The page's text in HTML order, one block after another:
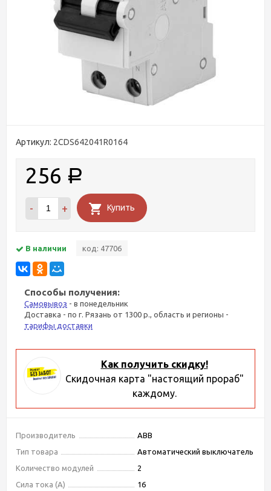
Артикул: 2CDS642041R0164
256 Р
- + Купить
В наличии код: 47706
Способы получения:
Самовывоз - в понедельник
Доставка - по г. Рязань от 1300 р., область и регионы -
тарифы доставки
Как получить скидку!
Скидочная карта "настоящий прораб"
каждому.
Производитель
ABB
Тип товара
Автоматический выключатель
Количество модулей
2
Сила тока (А)
16